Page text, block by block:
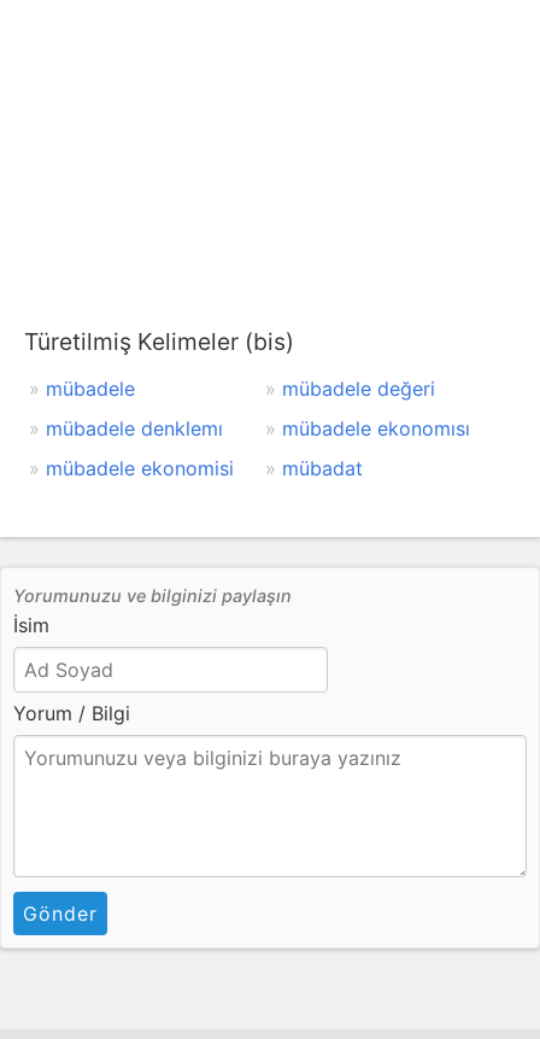
Türetilmiş Kelimeler (bis)
mübadele
mübadele değeri
mübadele denklemı
mübadele ekonomısı
mübadele ekonomisi
mübadat
Yorumunuzu ve bilginizi paylaşın
İsim
Yorum / Bilgi
Gönder